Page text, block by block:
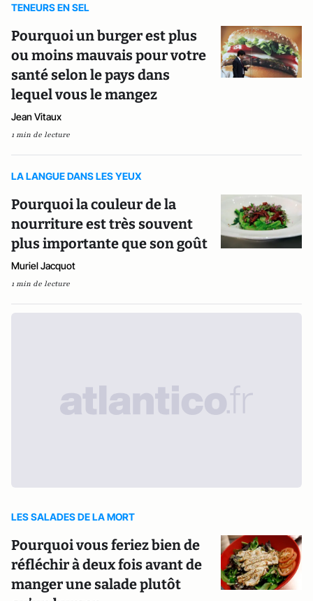
TENEURS EN SEL
Pourquoi un burger est plus
ou moins mauvais pour votre
santé selon le pays dans
lequel vous le mangez
Jean Vitaux
1 min de lecture
LA LANGUE DANS LES YEUX
Pourquoi la couleur de la
nourriture est très souvent
plus importante que son goût
Muriel Jacquot
1 min de lecture
LES SALADES DE LA MORT
Pourquoi vous feriez bien de
réfléchir à deux fois avant de
manger une salade plutôt